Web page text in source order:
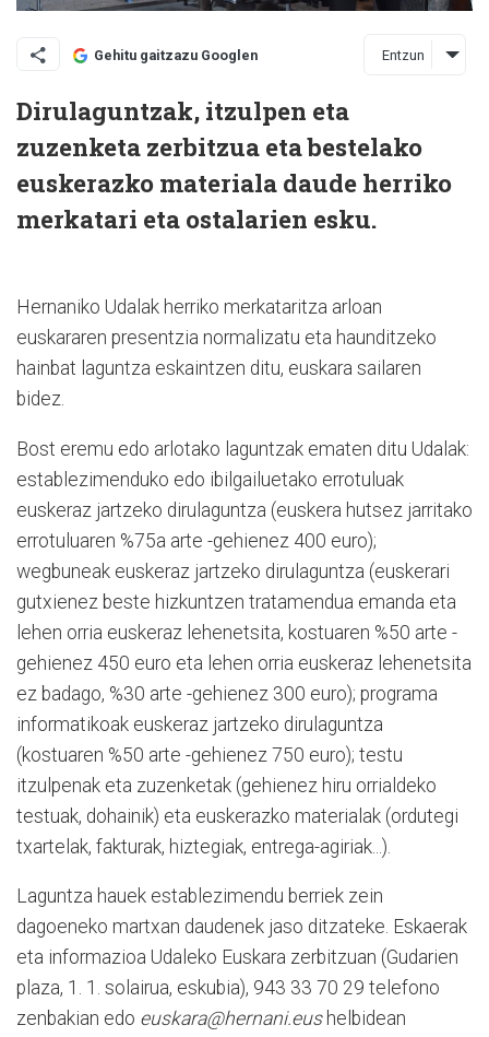
Gehitu gaitzazu Googlen Entzun
Dirulaguntzak, itzulpen eta
zuzenketa zerbitzua eta bestelako
euskerazko materiala daude herriko
merkatari eta ostalarien esku.
H ernaniko Udalak herriko merkataritza arloan
euskararen presentzia normalizatu eta haunditzeko
hainbat laguntza eskaintzen ditu, euskara sailaren
bidez.
Bost eremu edo arlotako laguntzak ematen ditu Udalak:
establezimenduko edo ibilgailuetako errotuluak
euskeraz jartzeko dirulaguntza (euskera hutsez jarritako
errotuluaren %75a arte -gehienez 400 euro);
wegbuneak euskeraz jartzeko dirulaguntza (euskerari
gutxienez beste hizkuntzen tratamendua emanda eta
lehen orria euskeraz lehenetsita, kostuaren %50 arte -
gehienez 450 euro eta lehen orria euskeraz lehenetsita
ez badago, %30 arte -gehienez 300 euro); programa
informatikoak euskeraz jartzeko dirulaguntza
(kostuaren %50 arte -gehienez 750 euro); testu
itzulpenak eta zuzenketak (gehienez hiru orrialdeko
testuak, dohainik) eta euskerazko materialak (ordutegi
txartelak, fakturak, hiztegiak, entrega-agiriak...).
Laguntza hauek establezimendu berriek zein
dagoeneko martxan daudenek jaso ditzateke. Eskaerak
eta informazioa Udaleko Euskara zerbitzuan (Gudarien
plaza, 1. 1. solairua, eskubia), 943 33 70 29 telefono
zenbakian edo euskara@hernani.eus helbidean